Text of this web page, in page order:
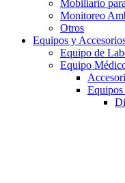
Mobiliario
Monitoreo
Otros
Equipos y
Equipo de
Equipo